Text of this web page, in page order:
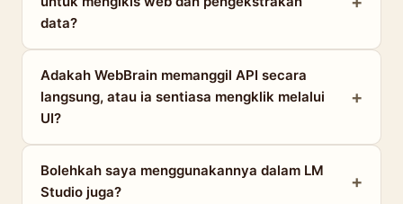
data?
Adakah WebBrain memanggil API secara
langsung, atau ia sentiasa mengklik melalui
UI?
Bolehkah saya menggunakannya dalam LM
Studio juga?